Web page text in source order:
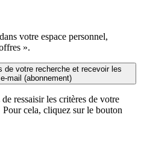
votre espace personnel,
».
de votre recherche et recevoir les
mail (abonnement)
ressaisir les critères de votre
cela, cliquez sur le bouton